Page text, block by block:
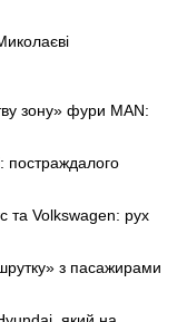
зону» фури MAN:
постраждалого
та Volkswagen: рух
з пасажирами